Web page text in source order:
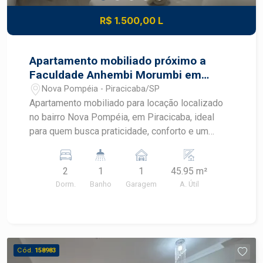
R$ 1.500,00 L
Apartamento mobiliado próximo a
Faculdade Anhembi Morumbi em
Piracicaba
Nova Pompéia - Piracicaba/SP
Apartamento mobiliado para locação localizado
no bairro Nova Pompéia, em Piracicaba, ideal
para quem busca praticidade, conforto e um
planejados, mobiliário completo e excelente
aproveitamento dos espaços, este apartamento
oferece uma rotina mais funcional em uma região
americana integrada aos ambientes - Geladeira,
cooktop e micro-ondas - Máquina de lavar -
2
Dorm.
1
Banho
1
Garagem
45.95 m²
A. Útil
Cód. 158983